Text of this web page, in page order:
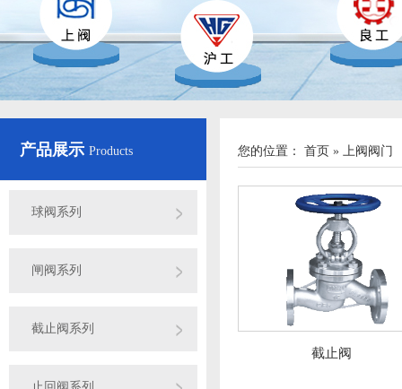
产品展示 Products
球阀系列
闸阀系列
截止阀系列
您的位置： 首页 » 上阀阀门
截止阀